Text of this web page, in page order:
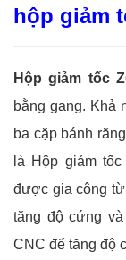
hộp giảm
Hộp giảm tốc
bằng gang. Khả
ba cặp bánh
là Hộp giảm
được gia công
tăng độ cứng
CNC để tăng độ